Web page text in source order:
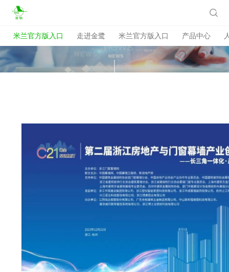
米兰官方版入口
米兰官方版入口 走进金鹭 米兰官方版入口 产品中心
